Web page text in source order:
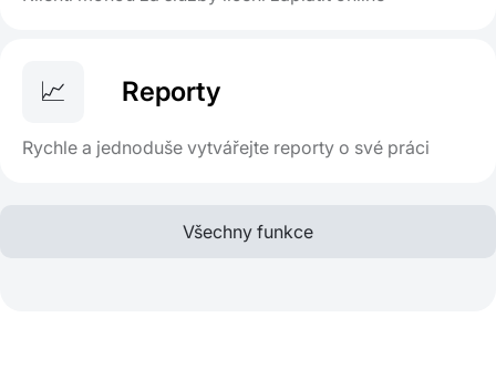
📈 Reporty
Rychle a jednoduše vytvářejte reporty o své práci
Všechny funkce